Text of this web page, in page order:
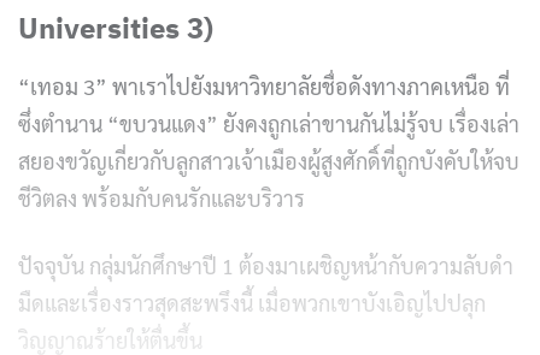
Universities 3)
“เทอม 3” พาเราไปยังมหาวิทยาลัยชื่อดังทางภาคเหนือ ที่
ซึ่งตำนาน “ขบวนแดง” ยังคงถูกเล่าขานกันไม่รู้จบ เรื่องเล่า
สยองขวัญเกี่ยวกับลูกสาวเจ้าเมืองผู้สูงศักดิ์ที่ถูกบังคับให้จบ
ชีวิตลง พร้อมกับคนรักและบริวาร
ปัจจุบัน กลุ่มนักศึกษาปี 1 ต้องมาเผชิญหน้ากับความลับดำ
มืดและเรื่องราวสุดสะพรึงนี้ เมื่อพวกเขาบังเอิญไปปลุก
วิญญาณร้ายให้ตื่นขึ้น